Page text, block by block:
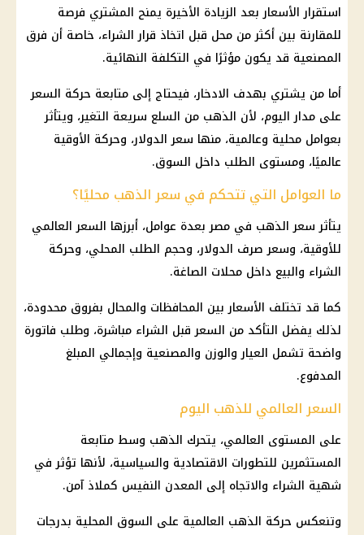
استقرار الأسعار بعد الزيادة الأخيرة يمنح المشتري فرصة
للمقارنة بين أكثر من محل قبل اتخاذ قرار الشراء، خاصة أن فرق
المصنعية قد يكون مؤثرًا في التكلفة النهائية.
أما من يشتري بهدف الادخار، فيحتاج إلى متابعة حركة السعر
على مدار اليوم، لأن الذهب من السلع سريعة التغير، ويتأثر
بعوامل محلية وعالمية، منها سعر الدولار، وحركة الأوقية
عالميًا، ومستوى الطلب داخل السوق.
ما العوامل التي تتحكم في سعر الذهب محليًا؟
يتأثرسعر الذهب في مصربعدة عوامل، أبرزها السعر العالمي
للأوقية، وسعرصرف الدولار، وحجم الطلب المحلي، وحركة
الشراء والبيع داخل محلات الصاغة.
كما قد تختلف الأسعار بين المحافظات والمحال بفروق محدودة،
لذلك يفضل التأكد من السعر قبل الشراء مباشرة، وطلب فاتورة
واضحة تشمل العيار والوزن والمصنعية وإجمالي المبلغ
المدفوع.
السعر العالمي للذهب اليوم
على المستوى العالمي، يتحرك الذهب وسط متابعة
المستثمرين للتطورات الاقتصادية والسياسية، لأنها تؤثر في
شهية الشراء والاتجاه إلى المعدن النفيس كملاذ آمن.
وتنعكس حركة الذهب العالمية على السوق المحلية بدرجات